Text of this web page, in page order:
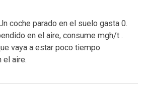
coche parado en el suelo gasta 0.
en el aire, consume mgh/t .
vaya a estar poco tiempo
el aire.